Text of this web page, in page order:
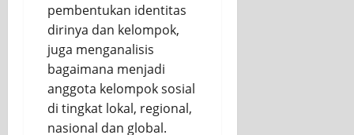
pembentukan identitas
dirinya dan kelompok,
juga menganalisis
bagaimana menjadi
anggota kelompok sosial
di tingkat lokal, regional,
nasional dan global.